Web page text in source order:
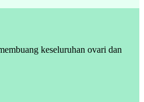
keseluruhan ovari dan